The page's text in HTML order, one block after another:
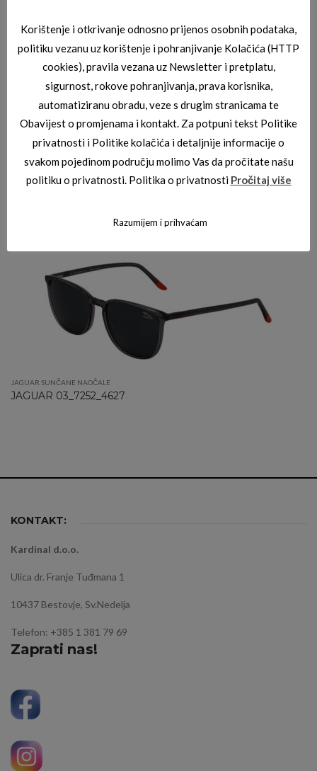
JAGUAR SUNČANE NAOČALE
JAGUAR 03_7121_8840
JAGUAR 03_7592_3100
JAGUAR SUNČANE NAOČALE
JAGUAR 03_7252_4627
KONTAKT:
Kardinal d.o.o.
Ulica dr. Franje Tuđmana 1
10437 Bestovje, Sv.Nedelja
Telefon: +385 1 381 79 69
Zaprati nas!
Korištenje i otkrivanje odnosno prijenos osobnih podataka,
politiku vezanu uz korištenje i pohranjivanje Kolačića (HTTP
cookies), pravila vezana uz Newsletter i pretplatu,
sigurnost, rokove pohranjivanja, prava korisnika,
automatiziranu obradu, veze s drugim stranicama te
Obavijest o promjenama i kontakt. Za potpuni tekst Politike
privatnosti i Politike kolačića i detaljnije informacije o
svakom pojedinom području molimo Vas da pročitate našu
politiku o privatnosti. Politika o privatnosti Pročitaj više
Razumijem i prihvaćam